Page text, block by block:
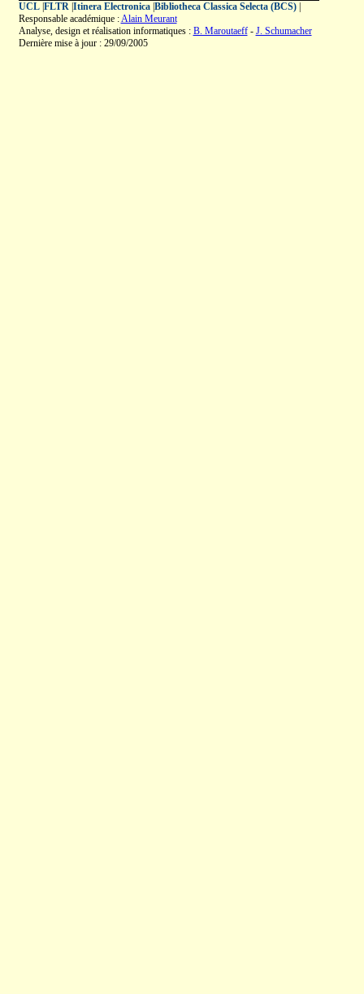
UCL| FLTR| Itinera Electronica| Bibliotheca Classica Selecta (BCS)|
Responsable académique :Alain Meurant
Analyse, design et réalisation informatiques : B. Maroutaeff- J. Schumacher
Dernière mise à jour : 29/09/2005